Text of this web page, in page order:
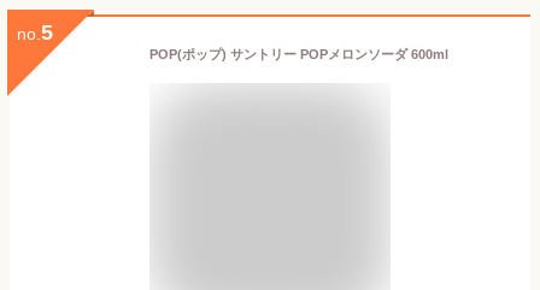
no. 5
POP(ポップ) サントリー POPメロンソーダ 600ml